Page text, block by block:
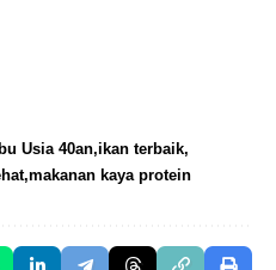
Ibu Usia 40an ikan terbaik
makanan kaya protein